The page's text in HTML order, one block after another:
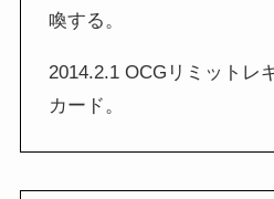
喚する。
2014.2.1 OCGリミットレ
カード。